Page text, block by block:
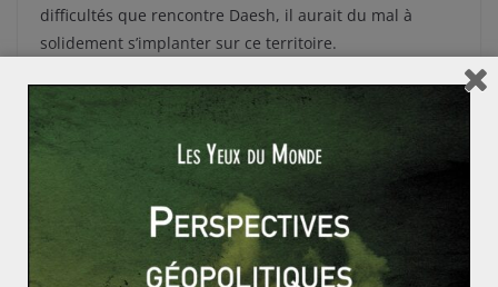
difficultés que rencontre Daesh, il aurait du mal à
solidement s’implanter sur ce territoire.
La situation devient désormais un conflit armé inter-
étatique avec l’annonce par l’Arabie Saoudite d’une
coalition de dix pays sunnites pour soutenir le
président Hadi toujours reconnu par l’ONU et pour
lutter contre les houthistes.
L’Egypte, le Koweït, le Bahreïn, le Qatar, la Jordanie, le